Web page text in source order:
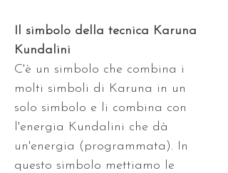
Il simbolo della tecnica Karuna
Kundalini
C'è un simbolo che combina i
molti simboli di Karuna in un
solo simbolo e li combina con
l'energia Kundalini che dà
un'energia (programmata). In
questo simbolo mettiamo le